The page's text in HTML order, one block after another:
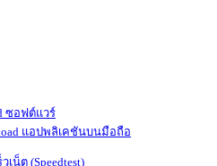
ซอฟต์แวร์
แอปพลิเคชันบนมือถือ
เน็ต (Speedtest)